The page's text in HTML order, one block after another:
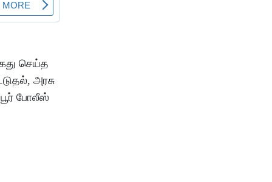
செய்த
அரசு
போலீஸ்